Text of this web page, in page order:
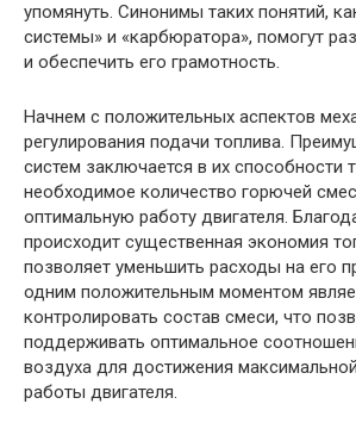
упомянуть. Синонимы таких понятий,
системы» и «карбюратора», помогут
и обеспечить его грамотность.
Начнем с положительных аспектов
регулирования подачи топлива.
систем заключается в их способности
необходимое количество горючей
оптимальную работу двигателя.
происходит существенная экономия
позволяет уменьшить расходы на его
одним положительным моментом
контролировать состав смеси, что
поддерживать оптимальное
воздуха для достижения
работы двигателя.